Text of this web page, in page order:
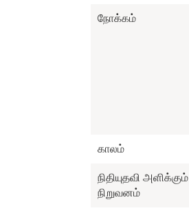
நோக்கம்
காலம்
நிதியுதவி அளிக்கும்
நிறுவனம்